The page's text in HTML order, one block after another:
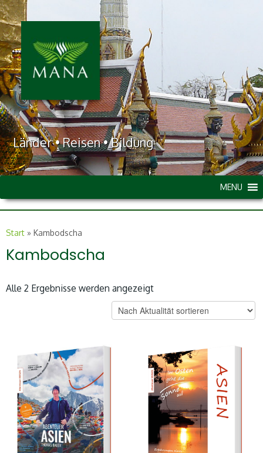
Länder • Reisen • Bildung
MENU
Start » Kambodscha
Kambodscha
Alle 2 Ergebnisse werden angezeigtNach
Aktualität
sortiert